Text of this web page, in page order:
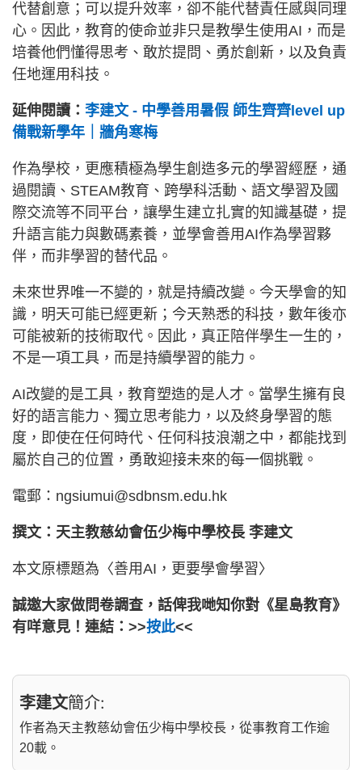
代替創意；可以提升效率，卻不能代替責任感與同理
心。因此，教育的使命並非只是教學生使用AI，而是
培養他們懂得思考、敢於提問、勇於創新，以及負責
任地運用科技。
延伸閱讀： 李建文 - 中學善用暑假 師生齊齊level up
備戰新學年｜牆角寒梅
作為學校，更應積極為學生創造多元的學習經歷，通
過閱讀、STEAM教育、跨學科活動、語文學習及國
際交流等不同平台，讓學生建立扎實的知識基礎，提
升語言能力與數碼素養，並學會善用AI作為學習夥
伴，而非學習的替代品。
未來世界唯一不變的，就是持續改變。今天學會的知
識，明天可能已經更新；今天熟悉的科技，數年後亦
可能被新的技術取代。因此，真正陪伴學生一生的，
不是一項工具，而是持續學習的能力。
AI改變的是工具，教育塑造的是人才。當學生擁有良
好的語言能力、獨立思考能力，以及終身學習的態
度，即使在任何時代、任何科技浪潮之中，都能找到
屬於自己的位置，勇敢迎接未來的每一個挑戰。
電郵：ngsiumui@sdbnsm.edu.hk
撰文：天主教慈幼會伍少梅中學校長 李建文
本文原標題為〈善用AI，更要學會學習〉
誠邀大家做問卷調查，話俾我哋知你對《星島教育》
有咩意見！連結：>>按此<<
李建文簡介:
作者為天主教慈幼會伍少梅中學校長，從事教育工作逾
20載。